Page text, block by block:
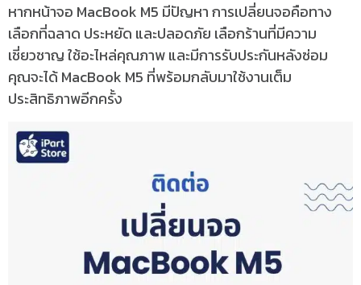
หากหน้าจอ MacBook M5 มีปัญหา การเปลี่ยนจอคือทาง
เลือกที่ฉลาด ประหยัด และปลอดภัย เลือกร้านที่มีความ
เชี่ยวชาญ ใช้อะไหล่คุณภาพ และมีการรับประกันหลังซ่อม
คุณจะได้ MacBook M5 ที่พร้อมกลับมาใช้งานเต็ม
ประสิทธิภาพอีกครั้ง